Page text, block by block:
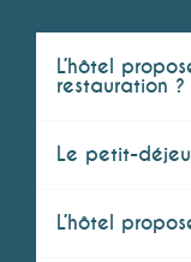
L’hôtel
restauration ?
Le petit-
L’hôtel